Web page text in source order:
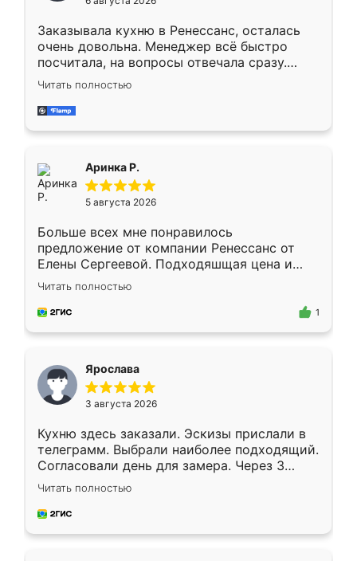
мебели буду заказывать только здесь.
Заказывала кухню в Ренессанс, осталась
очень довольна. Менеджер всё быстро
посчитала, на вопросы отвечала сразу.
Замерщик приехал в субботу, подошёл к
делу со всей ответственностью. Собрали
за день, ребята работали аккуратно, даже
Читать полностью
Аринка Р.
5 августа 2026
Больше всех мне понравилось
предложение от компании Ренессанс от
Елены Сергеевой. Подходяшщая цена и
короткие сроки изготовления. Приехавший
для замера сотрудник Владислав
предложил по моему эскизу самый
Читать полностью
1
Ярослава
3 августа 2026
Кухню здесь заказали. Эскизы прислали в
телеграмм. Выбрали наиболее подходящий.
Согласовали день для замера. Через 3
недели кухня была уже готова. Остались
довольны работой. Спасибо Ренессанс
мебель за качественную работу!
Читать полностью